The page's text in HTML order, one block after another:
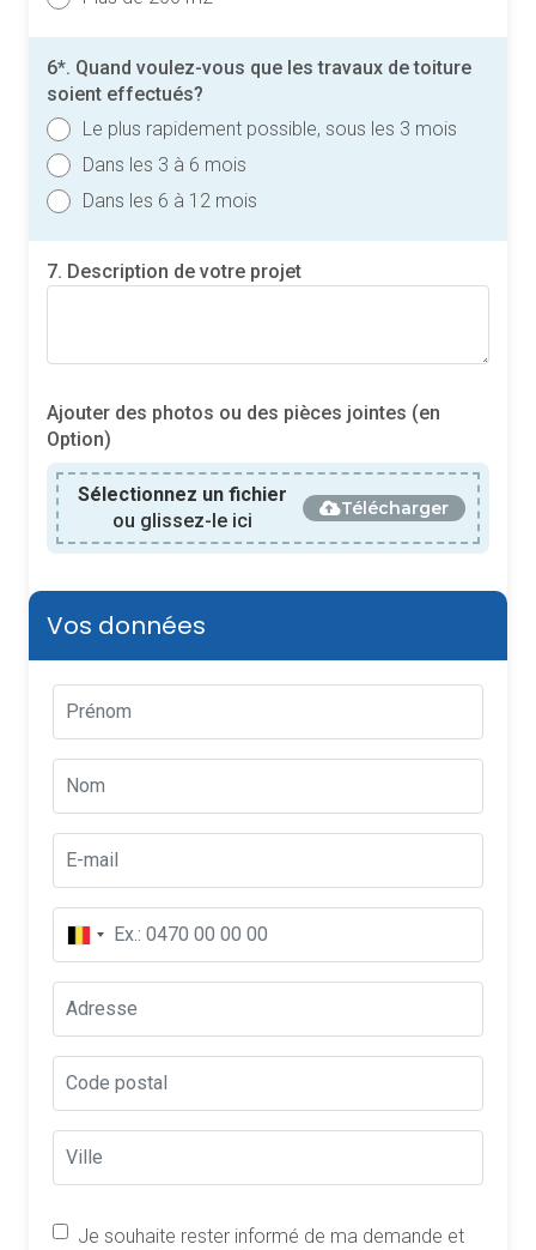
6*. Quand voulez-vous que les travaux de toiture
soient effectués?
Le plus rapidement possible, sous les 3 mois
Dans les 3 à 6 mois
Dans les 6 à 12 mois
7. Description de votre projet
Ajouter des photos ou des pièces jointes (en
Option)
Sélectionnez un fichier
ou glissez-le ici
Télécharger
Vos données
Je souhaite rester informé de ma demande et